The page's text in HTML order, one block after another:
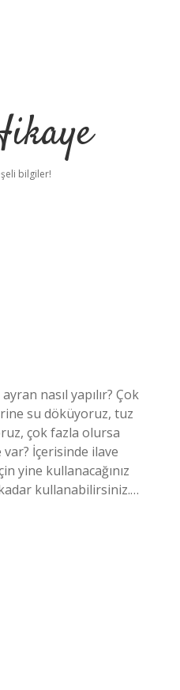
bilgiler!
nasıl yapılır? Çok
su döküyoruz, tuz
çok fazla olursa
İçerisinde ilave
yine kullanacağınız
kullanabilirsiniz.…